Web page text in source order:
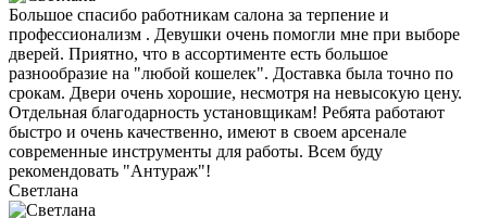
Большое спасибо работникам салона за терпение и
профессионализм . Девушки очень помогли мне при выборе
дверей. Приятно, что в ассортименте есть большое
разнообразие на "любой кошелек". Доставка была точно по
срокам. Двери очень хорошие, несмотря на невысокую цену.
Отдельная благодарность установщикам! Ребята работают
быстро и очень качественно, имеют в своем арсенале
современные инструменты для работы. Всем буду
рекомендовать "Антураж"!
Светлана